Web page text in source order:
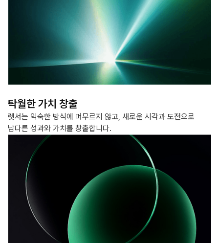
탁월한 가치 창출
렛서는 익숙한 방식에 머무르지 않고, 새로운 시각과 도전으로
남다른 성과와 가치를 창출합니다.